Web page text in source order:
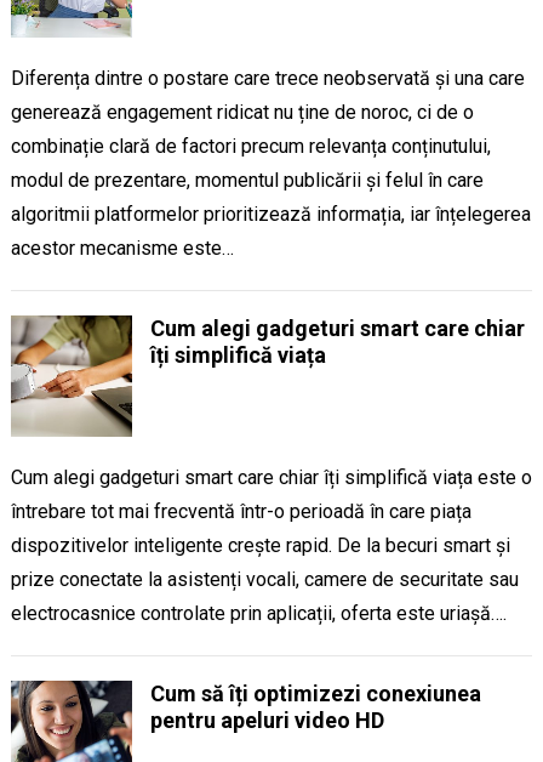
Diferența dintre o postare care trece neobservată și una care
generează engagement ridicat nu ține de noroc, ci de o
combinație clară de factori precum relevanța conținutului,
modul de prezentare, momentul publicării și felul în care
algoritmii platformelor prioritizează informația, iar înțelegerea
acestor mecanisme este…
Cum alegi gadgeturi smart care chiar
îți simplifică viața
Cum alegi gadgeturi smart care chiar îți simplifică viața este o
întrebare tot mai frecventă într-o perioadă în care piața
dispozitivelor inteligente crește rapid. De la becuri smart și
prize conectate la asistenți vocali, camere de securitate sau
electrocasnice controlate prin aplicații, oferta este uriașă….
Cum să îți optimizezi conexiunea
pentru apeluri video HD